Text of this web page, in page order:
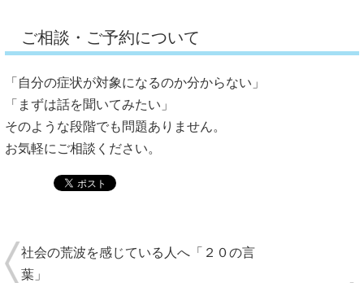
ご相談・ご予約について
「自分の症状が対象になるのか分からない」
「まずは話を聞いてみたい」
そのような段階でも問題ありません。
お気軽にご相談ください。
社会の荒波を感じている人へ「２０の言
葉」